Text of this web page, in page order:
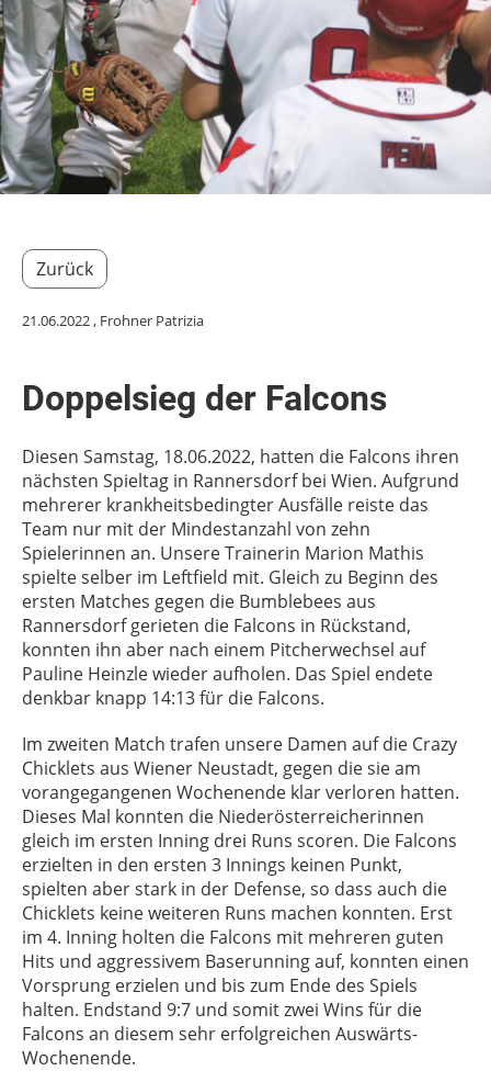
Zurück
21.06.2022, Frohner Patrizia
Doppelsieg der Falcons
Diesen Samstag, 18.06.2022, hatten die Falcons ihren
nächsten Spieltag in Rannersdorf bei Wien. Aufgrund
mehrerer krankheitsbedingter Ausfälle reiste das
Team nur mit der Mindestanzahl von zehn
Spielerinnen an. Unsere Trainerin Marion Mathis
spielte selber im Leftfield mit. Gleich zu Beginn des
ersten Matches gegen die Bumblebees aus
Rannersdorf gerieten die Falcons in Rückstand,
konnten ihn aber nach einem Pitcherwechsel auf
Pauline Heinzle wieder aufholen. Das Spiel endete
denkbar knapp 14:13 für die Falcons.
Im zweiten Match trafen unsere Damen auf die Crazy
Chicklets aus Wiener Neustadt, gegen die sie am
vorangegangenen Wochenende klar verloren hatten.
Dieses Mal konnten die Niederösterreicherinnen
gleich im ersten Inning drei Runs scoren. Die Falcons
erzielten in den ersten 3 Innings keinen Punkt,
spielten aber stark in der Defense, so dass auch die
Chicklets keine weiteren Runs machen konnten. Erst
im 4. Inning holten die Falcons mit mehreren guten
Hits und aggressivem Baserunning auf, konnten einen
Vorsprung erzielen und bis zum Ende des Spiels
halten. Endstand 9:7 und somit zwei Wins für die
Falcons an diesem sehr erfolgreichen Auswärts-
Wochenende.